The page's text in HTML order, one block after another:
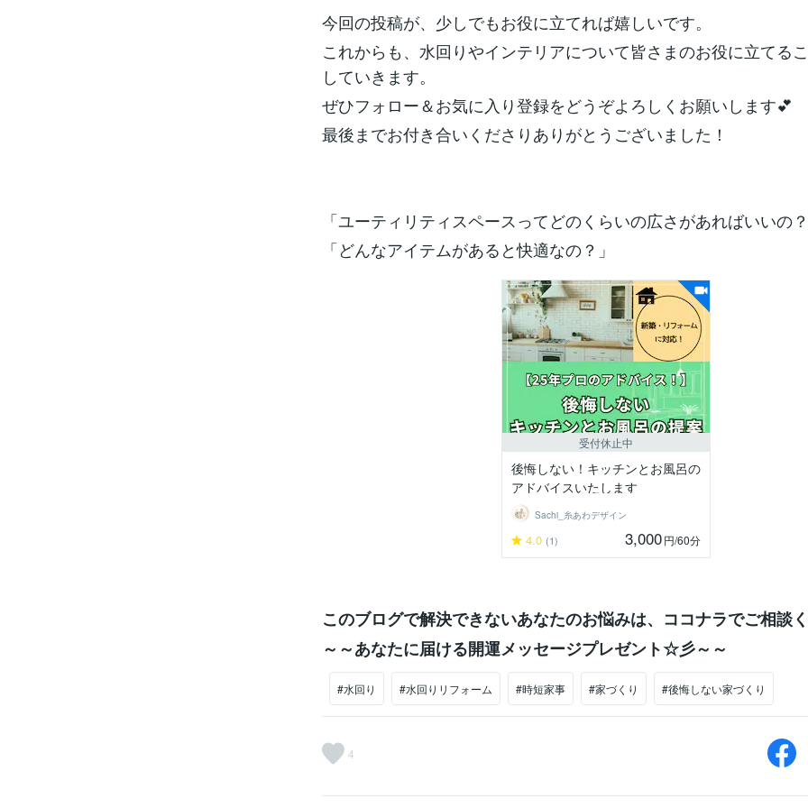
今回の投稿が、少しでもお役に立てれば嬉しいです。
これからも、水回りやインテリアについて皆さまのお役に立てる
していきます。
ぜひフォロー＆お気に入り登録をどうぞよろしくお願いします💕
最後までお付き合いくださりありがとうございました！
「ユーティリティスペースってどのくらいの広さがあればいいの？
「どんなアイテムがあると快適なの？」
受付休止中
後悔しない！キッチンとお風呂の
アドバイスいたします
Sachi_糸あわデザイン
4.0 (1) 3,000円/60分
このブログで解決できないあなたのお悩みは、ココナラでご相談く
～～あなたに届ける開運メッセージプレゼント☆彡～～
#水回り #水回りリフォーム #時短家事 #家づくり #後悔しない家づくり
4